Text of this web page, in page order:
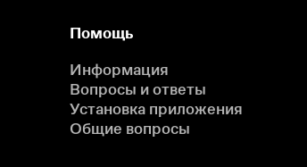
Помощь
Информация
Вопросы и ответы
Установка приложения
Общие вопросы